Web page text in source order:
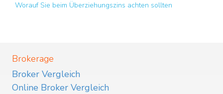
Worauf Sie beim Überziehungszins achten sollten
Brokerage
Broker Vergleich
Online Broker Vergleich